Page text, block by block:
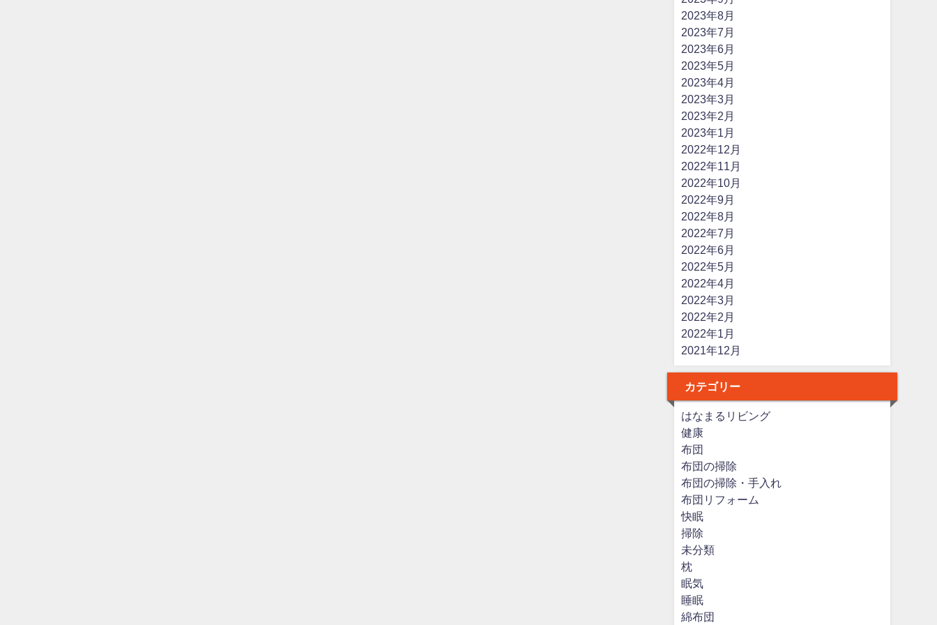
2023年8月
2023年7月
2023年6月
2023年5月
2023年4月
2023年3月
2023年2月
2023年1月
2022年12月
2022年11月
2022年10月
2022年9月
2022年8月
2022年7月
2022年6月
2022年5月
2022年4月
2022年3月
2022年2月
2022年1月
2021年12月
カテゴリー
はなまるリビング
健康
布団
布団の掃除
布団の掃除・手入れ
布団リフォーム
快眠
掃除
未分類
枕
眠気
睡眠
綿布団